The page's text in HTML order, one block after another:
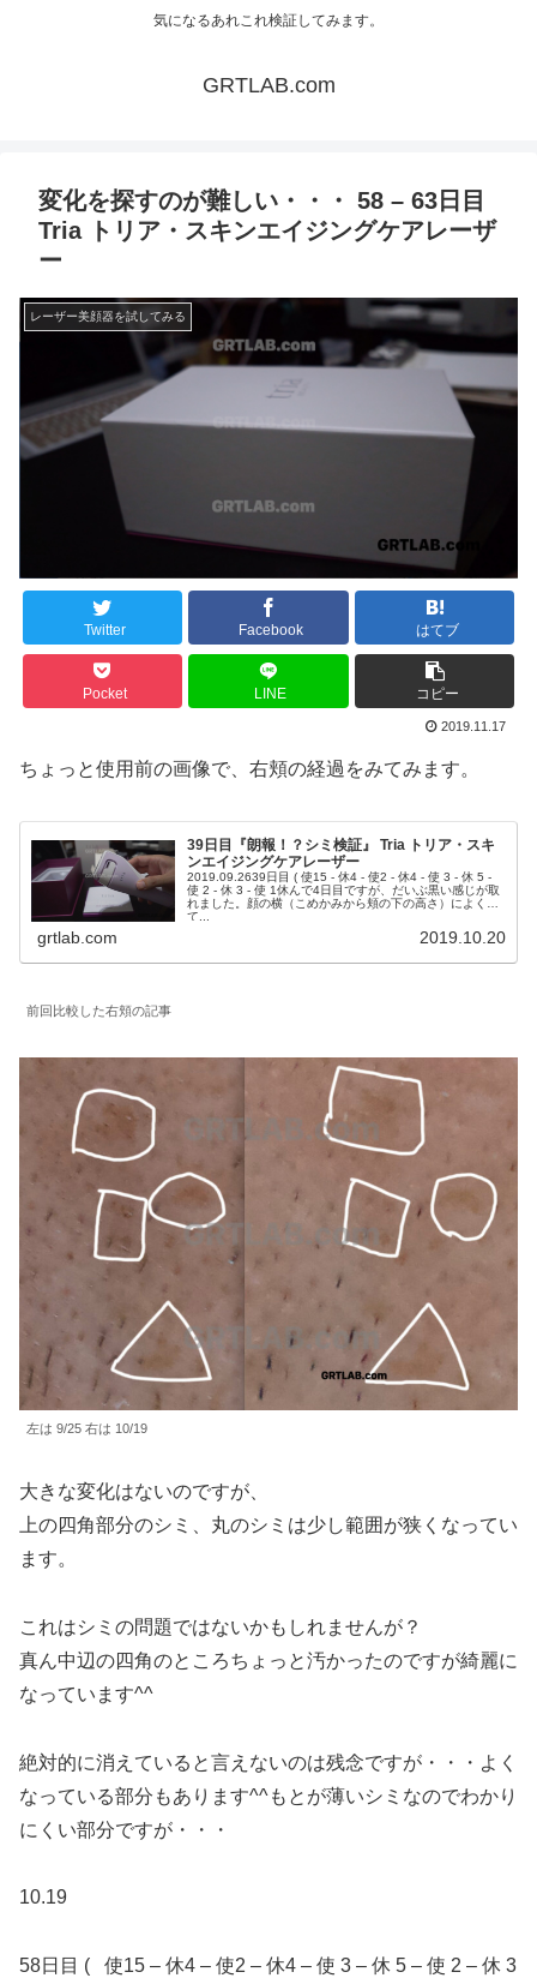
気になるあれこれ検証してみます。
GRTLAB.com
変化を探すのが難しい・・・ 58 – 63日目
Tria トリア・スキンエイジングケアレーザ
ー
レーザー美顔器を試してみる
Twitter Facebook はてブ
Pocket LINE コピー
2019.11.17
ちょっと使用前の画像で、右頬の経過をみてみます。
39日目『朗報！？シミ検証』 Tria トリア・スキ
ンエイジングケアレーザー
2019.09.2639日目 ( 使15 - 休4 - 使2 - 休4 - 使 3 - 休 5 -
使 2 - 休 3 - 使 1休んで4日目ですが、だいぶ黒い感じが取
れました。顔の横（こめかみから頬の下の高さ）によく当
て...
grtlab.com 2019.10.20
前回比較した右頬の記事
左は 9/25 右は 10/19
大きな変化はないのですが、
上の四角部分のシミ、丸のシミは少し範囲が狭くなってい
ます。
これはシミの問題ではないかもしれませんが？
真ん中辺の四角のところちょっと汚かったのですが綺麗に
なっています^^
絶対的に消えていると言えないのは残念ですが・・・よく
なっている部分もあります^^もとが薄いシミなのでわかり
にくい部分ですが・・・
10.19
58日目 ( 使15 – 休4 – 使2 – 休4 – 使 3 – 休 5 – 使 2 – 休 3